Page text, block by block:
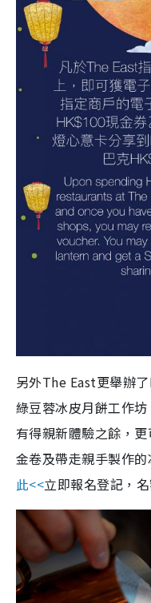
另外The East更舉辦
綠豆蓉冰皮月餅工作
有得親新體驗之餘，
金卷及帶走親手製作
此<<立即報名登記，